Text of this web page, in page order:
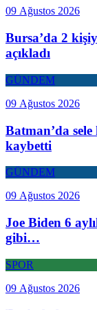
09 Ağustos 2026
Bursa’da 2
açıkladı
GÜNDEM
09 Ağustos 2026
Batman’da
kaybetti
GÜNDEM
09 Ağustos 2026
Joe Biden 6
gibi…
SPOR
09 Ağustos 2026